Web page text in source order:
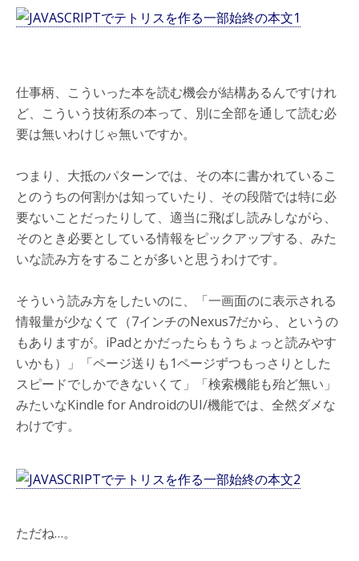
仕事柄、こういった本を読む機会が結構あるんですけれ
ど、こういう技術系の本って、別に全部を通して読む必
要は無いわけじゃ無いですか。
つまり、大抵のパターンでは、その本に書かれているこ
とのうちの何割かは知っていたり、その段階では特に必
要ないことだったりして、適当に飛ばし読みしながら、
そのとき必要としている情報をピックアップする、みた
いな読み方をすることが多いと思うわけです。
そういう読み方をしたいのに、「一画面のに表示される
情報量が少なくて（7インチのNexus7だから、というの
もありますが。iPadとかだったらもうちょっと読みやす
いかも）」「ページ送りも1ページずつもっさりとした
スピードでしかできないくて」「検索機能も殆ど無い」
みたいなKindle for AndroidのUI/機能では、全然ダメな
わけです。
ただね…。